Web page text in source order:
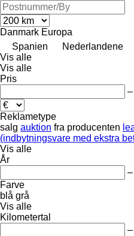
Danmark Europa
Spanien
Nederlandene
Vis alle
Vis alle
Pris
–
Reklametype
salg auktion fra producenten
(indbytningsvare med ekstra
Vis alle
År
–
Farve
blå grå
Vis alle
Kilometertal
–